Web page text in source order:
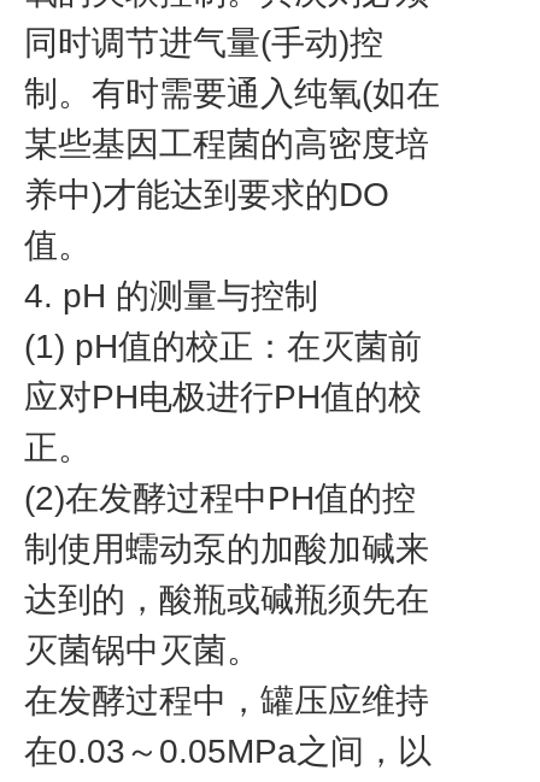
同时调节进气量(手动)控
制。有时需要通入纯氧(如在
某些基因工程菌的高密度培
养中)才能达到要求的DO
值。
4. pH 的测量与控制
(1) pH值的校正：在灭菌前
应对PH电极进行PH值的校
正。
(2)在发酵过程中PH值的控
制使用蠕动泵的加酸加碱来
达到的，酸瓶或碱瓶须先在
灭菌锅中灭菌。
在发酵过程中，罐压应维持
在0.03～0.05MPa之间，以